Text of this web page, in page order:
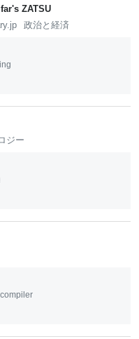
ZATSU
政治と経済
ジー
compiler